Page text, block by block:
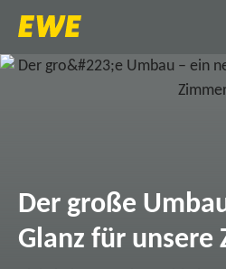
Der große
Glanz für unsere